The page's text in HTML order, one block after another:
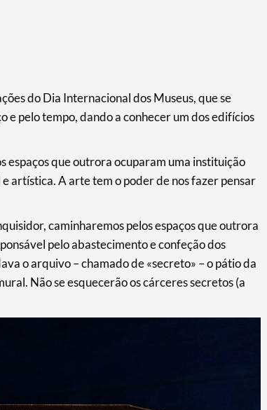
do Dia Internacional dos Museus, que se
e pelo tempo, dando a conhecer um dos edifícios
espaços que outrora ocuparam uma instituição
artística. A arte tem o poder de nos fazer pensar
caminharemos pelos espaços que outrora
pelo abastecimento e confeção dos
o arquivo – chamado de «secreto» – o pátio da
Não se esquecerão os cárceres secretos (a